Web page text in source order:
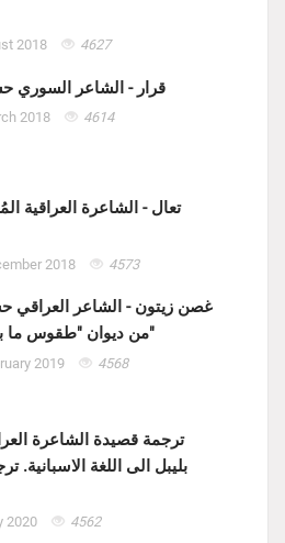
2018 4627
قرار - الشاعر السوري
2018 4614
تعال - الشاعرة العراقية
2018 4573
غصن زيتون - الشاعر العراقي
من ديوان "طقوس ما بعد الأربعين"
2019 4568
ترجمة قصيدة الشاعرة
بليبل الى اللغة الاسبانية.
2020 4562